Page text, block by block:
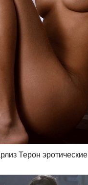
Терон эротические